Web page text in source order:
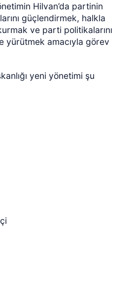
Hilvan’da partinin
güçlendirmek, halkla
ve parti politikalarını
yürütmek amacıyla görev
yeni yönetimi şu